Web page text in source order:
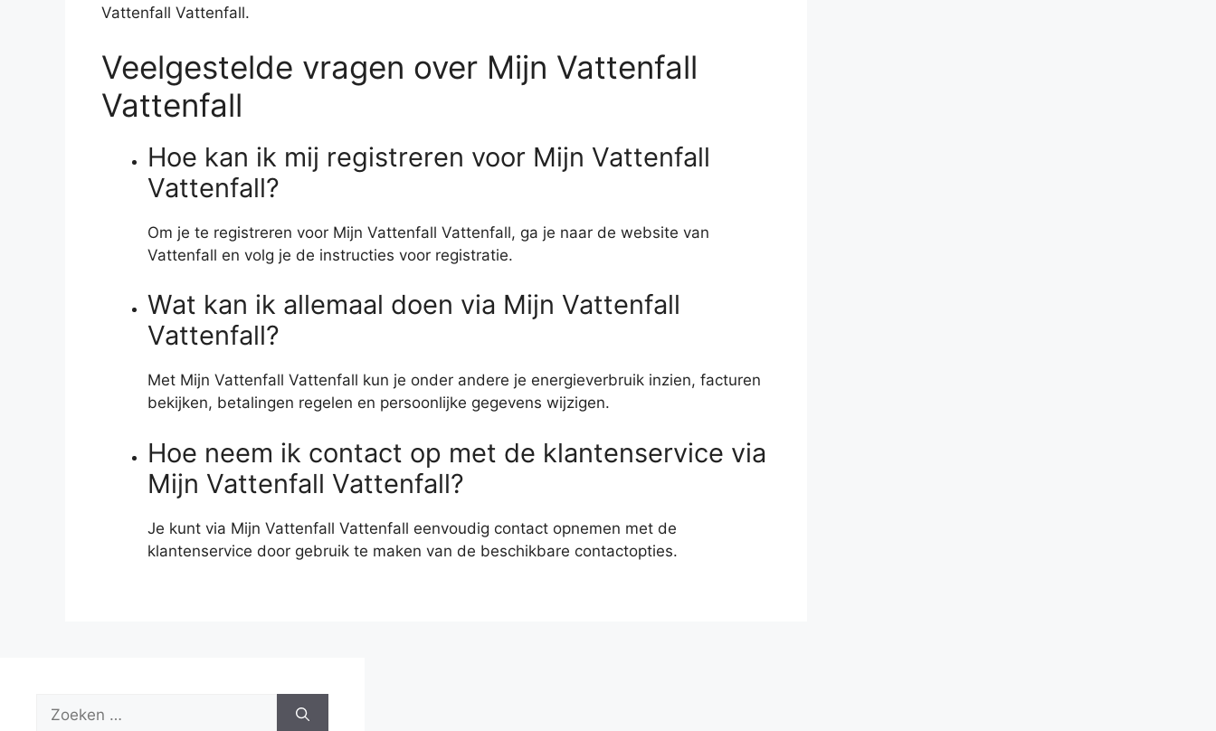
Vattenfall Vattenfall.
Veelgestelde vragen over Mijn Vattenfall
Vattenfall
Hoe kan ik mij registreren voor Mijn Vattenfall
Vattenfall?
Om je te registreren voor Mijn Vattenfall Vattenfall, ga je naar de website van
Vattenfall en volg je de instructies voor registratie.
Wat kan ik allemaal doen via Mijn Vattenfall
Vattenfall?
Met Mijn Vattenfall Vattenfall kun je onder andere je energieverbruik inzien, facturen
bekijken, betalingen regelen en persoonlijke gegevens wijzigen.
Hoe neem ik contact op met de klantenservice via
Mijn Vattenfall Vattenfall?
Je kunt via Mijn Vattenfall Vattenfall eenvoudig contact opnemen met de
klantenservice door gebruik te maken van de beschikbare contactopties.
Zoek